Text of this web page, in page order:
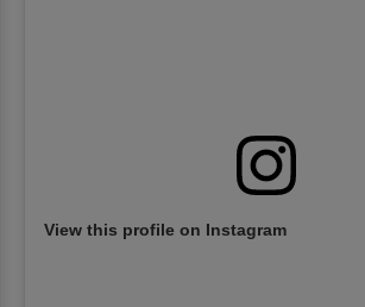
View this profile on Instagram